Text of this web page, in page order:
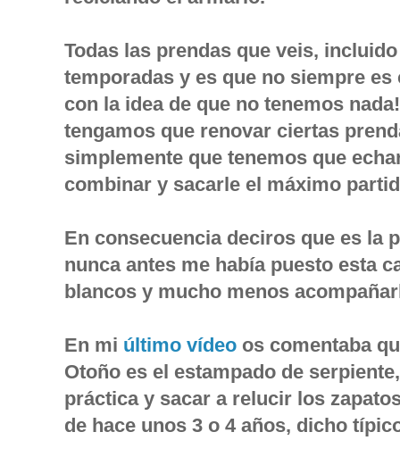
Todas las prendas que veis,
temporadas y es que no siempre
con la idea de que no tenemos
tengamos que renovar ciertas
simplemente que tenemos que
combinar y sacarle el máximo
En consecuencia deciros que es la
nunca antes me había puesto esta
blancos y mucho menos
En mi último vídeo os comentaba
Otoño es el estampado de
práctica y sacar a relucir los
de hace unos 3 o 4 años, dicho